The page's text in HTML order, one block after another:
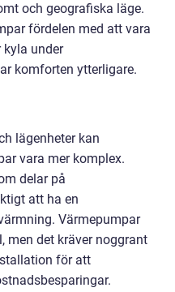
och geografiska läge.
fördelen med att vara
kyla under
komforten ytterligare.
lägenheter kan
vara mer komplex.
delar på
att ha en
Värmepumpar
men det kräver noggrant
för att